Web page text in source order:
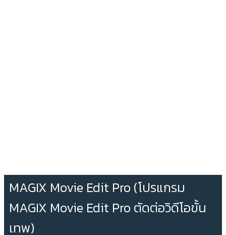
MAGIX Movie Edit Pro (โปรแกรม
MAGIX Movie Edit Pro ตัดต่อวิดีโอขั้น
เทพ)